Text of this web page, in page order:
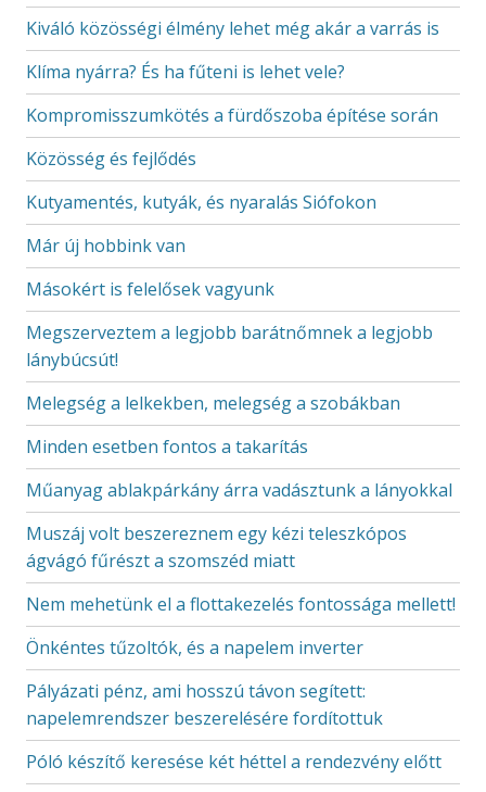
Kiváló közösségi élmény lehet még akár a varrás is
Klíma nyárra? És ha fűteni is lehet vele?
Kompromisszumkötés a fürdőszoba építése során
Közösség és fejlődés
Kutyamentés, kutyák, és nyaralás Siófokon
Már új hobbink van
Másokért is felelősek vagyunk
Megszerveztem a legjobb barátnőmnek a legjobb
lánybúcsút!
Melegség a lelkekben, melegség a szobákban
Minden esetben fontos a takarítás
Műanyag ablakpárkány árra vadásztunk a lányokkal
Muszáj volt beszereznem egy kézi teleszkópos
ágvágó fűrészt a szomszéd miatt
Nem mehetünk el a flottakezelés fontossága mellett!
Önkéntes tűzoltók, és a napelem inverter
Pályázati pénz, ami hosszú távon segített:
napelemrendszer beszerelésére fordítottuk
Póló készítő keresése két héttel a rendezvény előtt